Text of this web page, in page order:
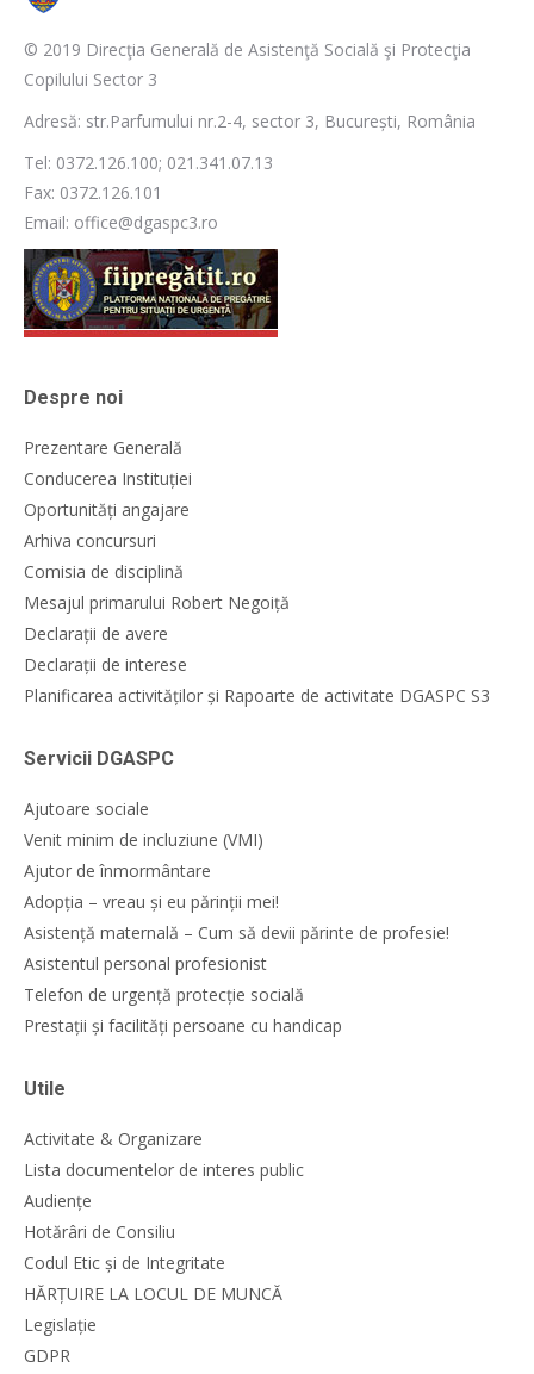
© 2019 Direcţia Generală de Asistenţă Socială şi Protecţia
Copilului Sector 3
Adresă: str.Parfumului nr.2-4, sector 3, București, România
Tel: 0372.126.100; 021.341.07.13
Fax: 0372.126.101
Email: office@dgaspc3.ro
Despre noi
Prezentare Generală
Conducerea Instituției
Oportunități angajare
Arhiva concursuri
Comisia de disciplină
Mesajul primarului Robert Negoiță
Declarații de avere
Declarații de interese
Planificarea activităților și Rapoarte de activitate DGASPC S3
Servicii DGASPC
Ajutoare sociale
Venit minim de incluziune (VMI)
Ajutor de înmormântare
Adopția – vreau și eu părinții mei!
Asistență maternală – Cum să devii părinte de profesie!
Asistentul personal profesionist
Telefon de urgență protecție socială
Prestații și facilități persoane cu handicap
Utile
Activitate & Organizare
Lista documentelor de interes public
Audiențe
Hotărâri de Consiliu
Codul Etic și de Integritate
HĂRȚUIRE LA LOCUL DE MUNCĂ
Legislație
GDPR